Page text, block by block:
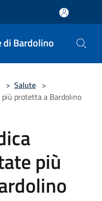
di Bardolino
> Salute >
protetta a Bardolino
più